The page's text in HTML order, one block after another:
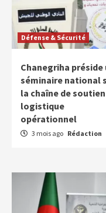
Défense & Sécurité
Chanegriha préside
séminaire national
la chaîne de soutien
logistique
opérationnel
3 mois ago Rédaction